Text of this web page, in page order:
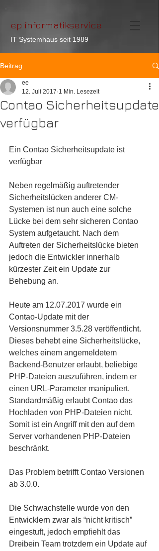
ep informatikservice
IT Systemhaus seit 1989
Beitrag
Contao Sicherheitsupdate
verfügbar
ee
12. Juli 2017 1 Min. Lesezeit
Ein Contao Sicherheitsupdate ist
verfügbar
Neben regelmäßig auftretender
Sicherheitslücken anderer CM-
Systemen ist nun auch eine solche
Lücke bei dem sehr sicheren Contao
System aufgetaucht. Nach dem
Auftreten der Sicherheitslücke bieten
jedoch die Entwickler innerhalb
kürzester Zeit ein Update zur
Behebung an.
Heute am 12.07.2017 wurde ein
Contao-Update mit der
Versionsnummer 3.5.28 veröffentlicht.
Dieses behebt eine Sicherheitslücke,
welches einem angemeldetem
Backend-Benutzer erlaubt, beliebige
PHP-Dateien auszuführen, indem er
einen URL-Parameter manipuliert.
Standardmäßig erlaubt Contao das
Hochladen von PHP-Dateien nicht.
Somit ist ein Angriff mit den auf dem
Server vorhandenen PHP-Dateien
beschränkt.
Das Problem betrifft Contao Versionen
ab 3.0.0.
Die Schwachstelle wurde von den
Entwicklern zwar als “nicht kritisch”
eingestuft, jedoch empfiehlt das
Dreibein Team trotzdem ein Update auf